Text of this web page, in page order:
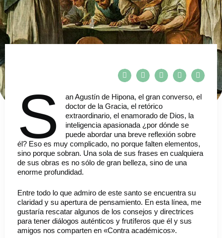
S
an Agustín de Hipona, el gran converso, el
doctor de la Gracia, el retórico
extraordinario, el enamorado de Dios, la
inteligencia apasionada ¿por dónde se
puede abordar una breve reflexión sobre
él? Eso es muy complicado, no porque falten elementos,
sino porque sobran. Una sola de sus frases en cualquiera
de sus obras es no sólo de gran belleza, sino de una
enorme profundidad.
Entre todo lo que admiro de este santo se encuentra su
claridad y su apertura de pensamiento. En esta línea, me
gustaría rescatar algunos de los consejos y directrices
para tener diálogos auténticos y frutíferos que él y sus
amigos nos comparten en «Contra académicos».